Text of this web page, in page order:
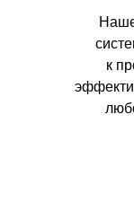
к
Сайт авторских